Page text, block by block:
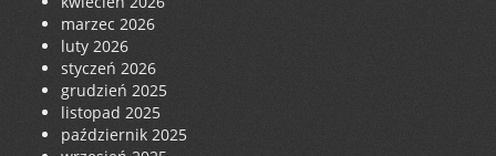
marzec 2026
luty 2026
styczeń 2026
grudzień 2025
listopad 2025
październik 2025